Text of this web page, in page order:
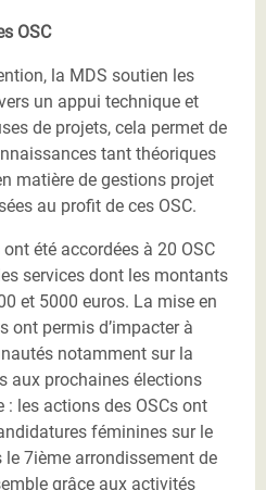
OSC
la MDS soutien les
un appui technique et
de projets, cela permet de
tant théoriques
matière de gestions projet
au profit de ces OSC.
été accordées à 20 OSC
services dont les montants
et 5000 euros. La mise en
ont permis d’impacter à
notamment sur la
aux prochaines élections
: les actions des OSCs ont
féminines sur le
7ième arrondissement de
grâce aux activités